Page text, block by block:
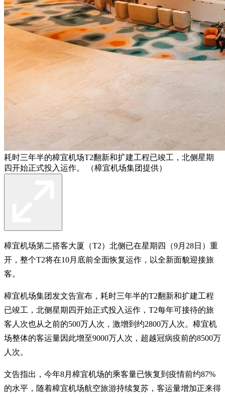
耗时三年半的樟宜机场T2翻新和扩建工程已竣工，北侧星期
四开始正式投入运作。 （樟宜机场集团提供）
樟宜机场第二搭客大厦（T2）北侧已在星期四（9月28日）重
开，整个T2将在10月底前全面恢复运作，以全新面貌迎接旅
客。
樟宜机场集团发文告宣布，耗时三年半的T2翻新和扩建工程
已竣工，北侧星期四开始正式投入运作，T2每年可接待的旅
客人次也从之前的500万人次，激增到约2800万人次。樟宜机
场整体的客运量因此增至9000万人次，超越冠病疫前的8500万
人次。
文告指出，今年8月樟宜机场的乘客量已恢复到疫情前约87%
的水平，随着樟宜机场航空旅游持续复苏，客运量增加正来得